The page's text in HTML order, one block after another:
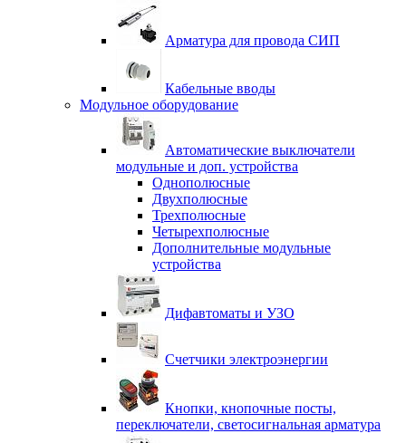
Арматура для провода СИП
Кабельные вводы
Модульное оборудование
Автоматические выключатели
модульные и доп. устройства
Однополюсные
Двухполюсные
Трехполюсные
Четырехполюсные
Дополнительные модульные
устройства
Дифавтоматы и УЗО
Счетчики электроэнергии
Кнопки, кнопочные посты,
переключатели, светосигнальная арматура